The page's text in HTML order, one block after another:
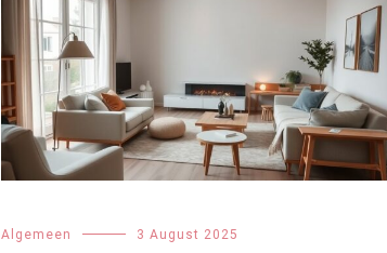
Algemeen 3 August 2025